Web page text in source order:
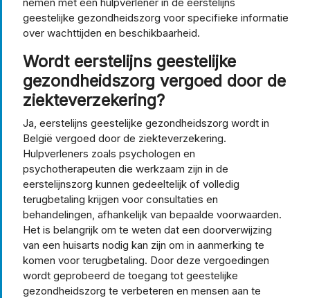
geestelijke gezondheidszorg voor specifieke informatie
over wachttijden en beschikbaarheid.
Wordt eerstelijns geestelijke
gezondheidszorg vergoed door de
ziekteverzekering?
Ja, eerstelijns geestelijke gezondheidszorg wordt in
België vergoed door de ziekteverzekering.
Hulpverleners zoals psychologen en
psychotherapeuten die werkzaam zijn in de
eerstelijnszorg kunnen gedeeltelijk of volledig
terugbetaling krijgen voor consultaties en
behandelingen, afhankelijk van bepaalde voorwaarden.
Het is belangrijk om te weten dat een doorverwijzing
van een huisarts nodig kan zijn om in aanmerking te
komen voor terugbetaling. Door deze vergoedingen
wordt geprobeerd de toegang tot geestelijke
gezondheidszorg te verbeteren en mensen aan te